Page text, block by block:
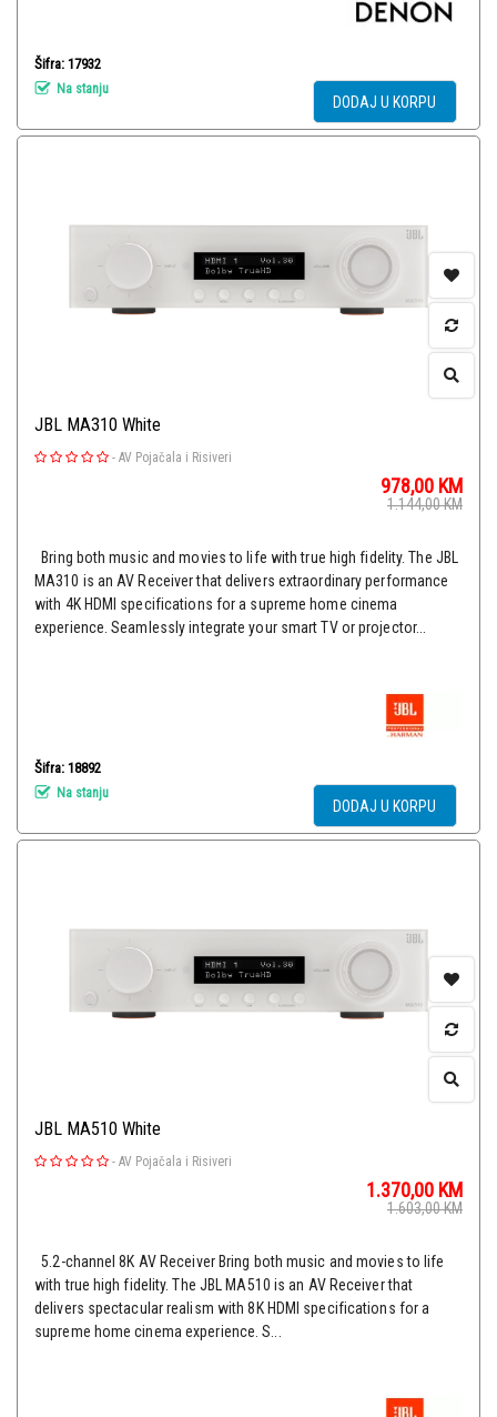
Šifra: 17932
Na stanju
DODAJ U KORPU
JBL MA310 White
- AV Pojačala i Risiveri
978,00 KM
1.144,00KM
Bring both music and movies to life with true high fidelity. The JBL
MA310 is an AV Receiver that delivers extraordinary performance
with 4K HDMI specifications for a supreme home cinema
experience. Seamlessly integrate your smart TV or projector...
Šifra: 18892
Na stanju
DODAJ U KORPU
JBL MA510 White
- AV Pojačala i Risiveri
1.370,00 KM
1.603,00KM
5.2-channel 8K AV Receiver Bring both music and movies to life
with true high fidelity. The JBL MA510 is an AV Receiver that
delivers spectacular realism with 8K HDMI specifications for a
supreme home cinema experience. S...